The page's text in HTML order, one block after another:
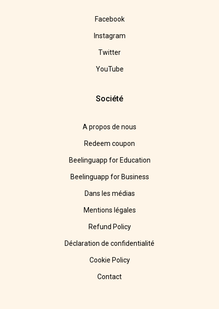
Facebook
Instagram
Twitter
YouTube
Société
A propos de nous
Redeem coupon
Beelinguapp for Education
Beelinguapp for Business
Dans les médias
Mentions légales
Refund Policy
Déclaration de confidentialité
Cookie Policy
Contact